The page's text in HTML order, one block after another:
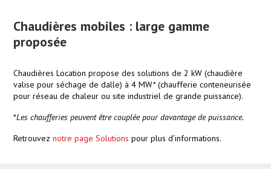
Chaudières mobiles : large gamme
proposée
Chaudières Location propose des solutions de 2 kW (chaudière
valise pour séchage de dalle) à 4 MW* (chaufferie conteneurisée
pour réseau de chaleur ou site industriel de grande puissance).
*Les chaufferies peuvent être couplée pour davantage de puissance.
Retrouvez notre page Solutions pour plus d’informations.